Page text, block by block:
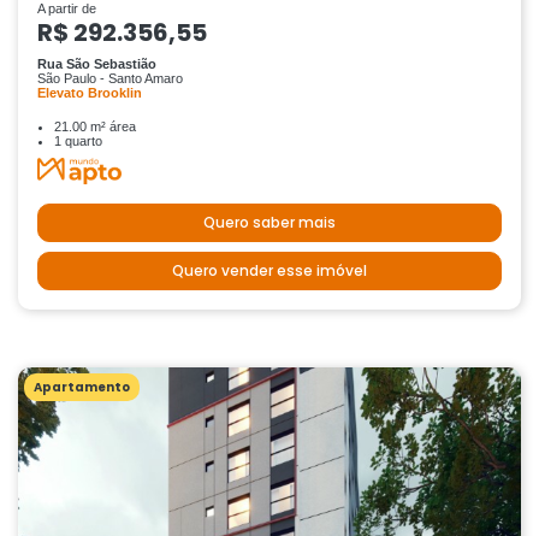
A partir de
R$ 292.356,55
Rua São Sebastião
São Paulo - Santo Amaro
Elevato Brooklin
21.00 m² área
1 quarto
Quero saber mais
Quero vender esse imóvel
Apartamento